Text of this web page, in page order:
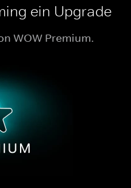
ein Upgrade
WOW Premium.